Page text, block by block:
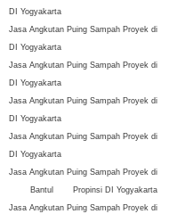
DI Yogyakarta
Jasa Angkutan Puing Sampah Proyek di
DI Yogyakarta
Jasa Angkutan Puing Sampah Proyek di
DI Yogyakarta
Jasa Angkutan Puing Sampah Proyek di
DI Yogyakarta
Jasa Angkutan Puing Sampah Proyek di
DI Yogyakarta
Jasa Angkutan Puing Sampah Proyek di
Bantul
Propinsi DI Yogyakarta
Jasa Angkutan Puing Sampah Proyek di